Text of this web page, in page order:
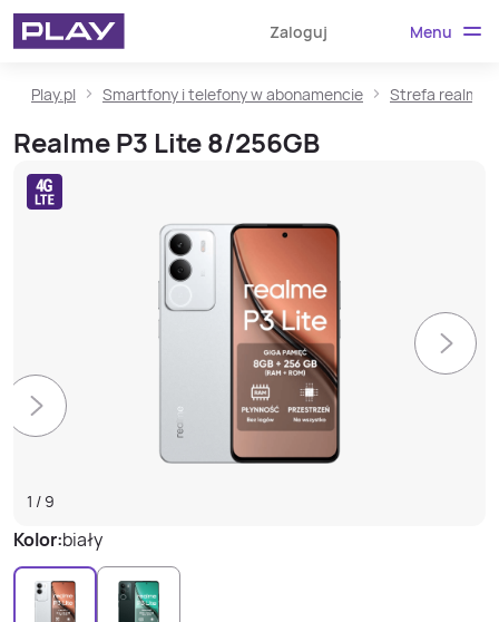
Zaloguj Menu
Play.pl Smartfony i telefony w abonamencie Strefa realme
Realme P3 Lite 8/256GB
1 / 9
Kolor:biały